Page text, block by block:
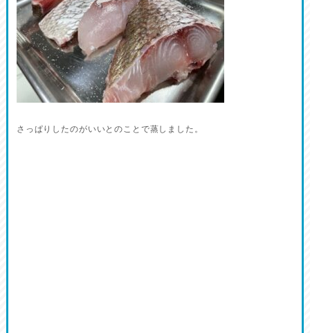
さっぱりしたのがいいとのことで蒸しました。